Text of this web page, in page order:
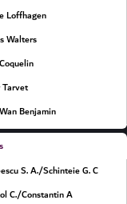
Loffhagen
Walters
Benjamin
S. A./Schinteie G. C.
C./Constantin A.